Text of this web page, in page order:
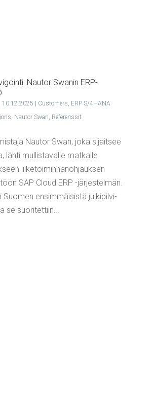
Nau­tor Swa­nin ERP-
10.12.2025 | Customers ERP S/4HANA
Nautor Swan Referenssit
Nautor Swan, joka sijaitsee
lähti mullistavalle matkalle
liiketoiminnanohjauksen
SAP Cloud ERP -järjestelmän.
Suomen ensimmäisistä julkipilvi-
se suoritettiin...